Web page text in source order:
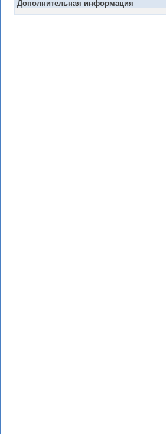
Дополнительная информация